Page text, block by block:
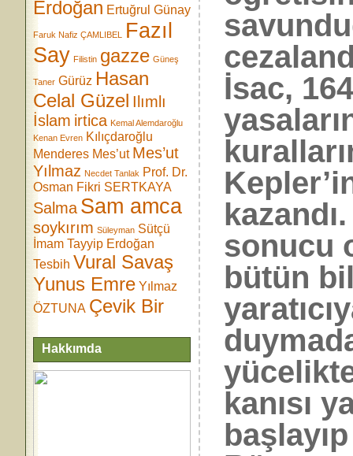
Erdoğan Ertuğrul Günay
Faruk Nafiz ÇAMLIBEL
Fazıl
Say Filistin gazze Güneş
Taner Gürüz Hasan
Celal Güzel Ilımlı
İslam irtica Kemal Alemdaroğlu
Kenan Evren Kılıçdaroğlu
Menderes Mes’ut Mes’ut
Yılmaz Necdet Tanlak Prof. Dr.
Osman Fikri SERTKAYA
Salma Sam amca
soykırım Süleyman Sütçü
İmam Tayyip Erdoğan
Tesbih Vural Savaş
Yunus Emre Yılmaz
ÖZTUNA Çevik Bir
Hakkımda
İsac,
sonucu
bütün
kanısı